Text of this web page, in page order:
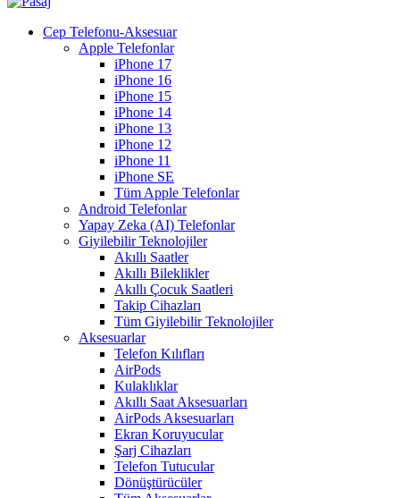
Cep Telefonu-Aksesuar
Apple Telefonlar
iPhone 17
iPhone 16
iPhone 15
iPhone 14
iPhone 13
iPhone 12
iPhone 11
iPhone SE
Tüm Apple Telefonlar
Android Telefonlar
Yapay Zeka (AI) Telefonlar
Giyilebilir Teknolojiler
Akıllı Saatler
Akıllı Bileklikler
Akıllı Çocuk Saatleri
Takip Cihazları
Tüm Giyilebilir Teknolojiler
Aksesuarlar
Telefon Kılıfları
AirPods
Kulaklıklar
Akıllı Saat Aksesuarları
AirPods Aksesuarları
Ekran Koruyucular
Şarj Cihazları
Telefon Tutucular
Dönüştürücüler